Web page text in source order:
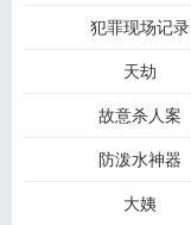
犯罪现场记录
天劫
故意杀人案
防泼水神器
大姨